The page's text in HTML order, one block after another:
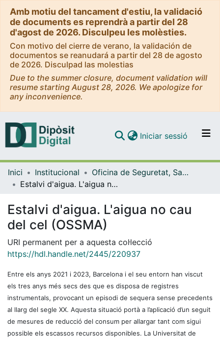
Amb motiu del tancament d'estiu, la validació
de documents es reprendrà a partir del 28
d'agost de 2026. Disculpeu les molèsties.
Con motivo del cierre de verano, la validación de
documentos se reanudará a partir del 28 de agosto
de 2026. Disculpad las molestias
Due to the summer closure, document validation will
resume starting August 28, 2026. We apologize for
any inconvenience.
Navega per tot el DD
Contacte
Iniciar sessió (current)
Inici Institucional
Oficina de Seguretat, Salut i Medi Ambient (OSSMA)
Estalvi d'aigua. L'aigua no cau del cel (OSSMA)
Estalvi d'aigua. L'aigua no cau
del cel (OSSMA)
URI permanent per a aquesta col·lecció
https://hdl.handle.net/2445/220937
Entre els anys 2021 i 2023, Barcelona i el seu entorn han viscut
els tres anys més secs des que es disposa de registres
instrumentals, provocant un episodi de sequera sense precedents
al llarg del segle XX. Aquesta situació portà a l’aplicació d’un seguit
de mesures de reducció del consum per allargar tant com sigui
possible els escassos recursos disponibles. La Universitat de